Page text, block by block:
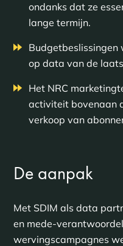
ondanks dat ze
lange termijn.
Budgetbeslissingen
op data van de
Het NRC
activiteit bovenaan
verkoop van
De aanpak
Met SDIM als data
en mede-
wervingscampagnes